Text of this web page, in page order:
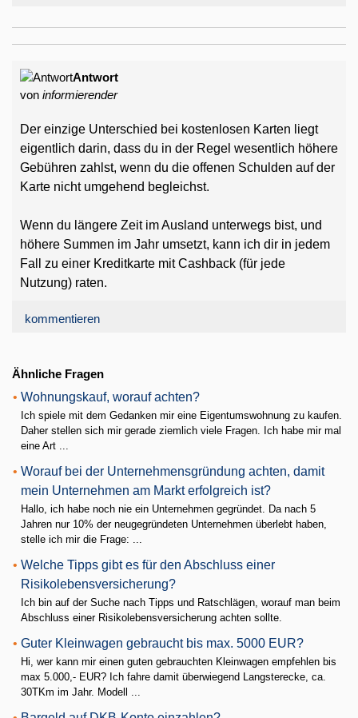
Antwort
von informierender
Der einzige Unterschied bei kostenlosen Karten liegt
eigentlich darin, dass du in der Regel wesentlich höhere
Gebühren zahlst, wenn du die offenen Schulden auf der
Karte nicht umgehend begleichst.
Wenn du längere Zeit im Ausland unterwegs bist, und
höhere Summen im Jahr umsetzt, kann ich dir in jedem
Fall zu einer Kreditkarte mit Cashback (für jede
Nutzung) raten.
kommentieren
Ähnliche Fragen
• Wohnungskauf, worauf achten?
Ich spiele mit dem Gedanken mir eine Eigentumswohnung zu kaufen.
Daher stellen sich mir gerade ziemlich viele Fragen. Ich habe mir mal
eine Art ...
• Worauf bei der Unternehmensgründung achten, damit
mein Unternehmen am Markt erfolgreich ist?
Hallo, ich habe noch nie ein Unternehmen gegründet. Da nach 5
Jahren nur 10% der neugegründeten Unternehmen überlebt haben,
stelle ich mir die Frage: ...
• Welche Tipps gibt es für den Abschluss einer
Risikolebensversicherung?
Ich bin auf der Suche nach Tipps und Ratschlägen, worauf man beim
Abschluss einer Risikolebensversicherung achten sollte.
• Guter Kleinwagen gebraucht bis max. 5000 EUR?
Hi, wer kann mir einen guten gebrauchten Kleinwagen empfehlen bis
max 5.000,- EUR? Ich fahre damit überwiegend Langsterecke, ca.
30TKm im Jahr. Modell ...